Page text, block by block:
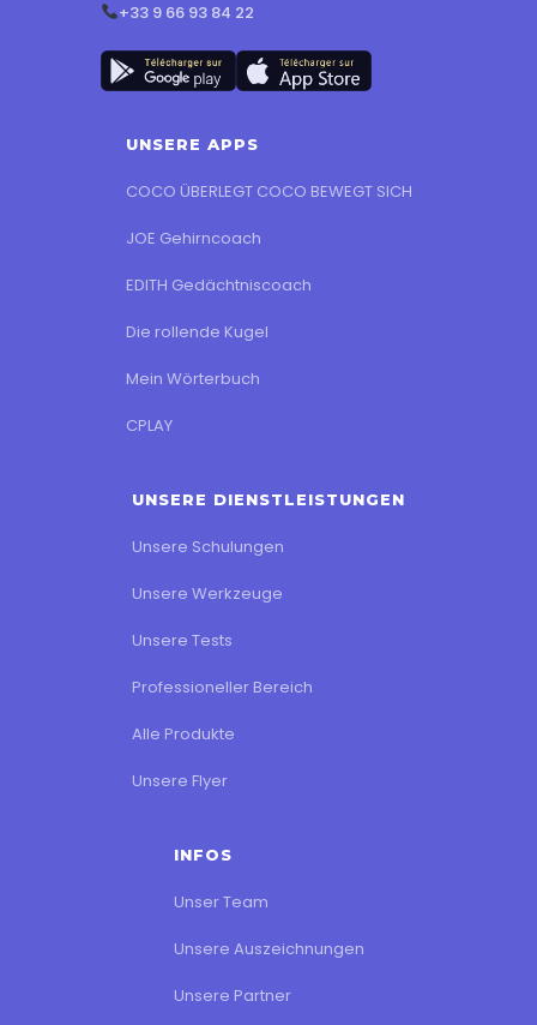
+33 9 66 93 84 22
UNSERE APPS
COCO ÜBERLEGT COCO BEWEGT SICH
JOE Gehirncoach
EDITH Gedächtniscoach
Die rollende Kugel
Mein Wörterbuch
CPLAY
UNSERE DIENSTLEISTUNGEN
Unsere Schulungen
Unsere Werkzeuge
Unsere Tests
Professioneller Bereich
Alle Produkte
Unsere Flyer
INFOS
Unser Team
Unsere Auszeichnungen
Unsere Partner